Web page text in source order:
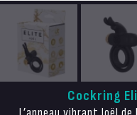
Cockring